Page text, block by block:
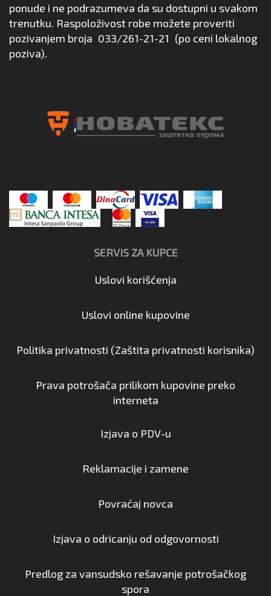
ponude i ne podrazumeva da su dostupni u svakom
trenutku. Raspoloživost robe možete proveriti
pozivanjem broja 033/261-21-21 (po ceni lokalnog
poziva).
SERVIS ZA KUPCE
Uslovi korišćenja
Uslovi online kupovine
Politika privatnosti (Zaštita privatnosti korisnika)
Prava potrošača prilikom kupovine preko
interneta
Izjava o PDV-u
Reklamacije i zamene
Povraćaj novca
Izjava o odricanju od odgovornosti
Predlog za vansudsko rešavanje potrošačkog
spora